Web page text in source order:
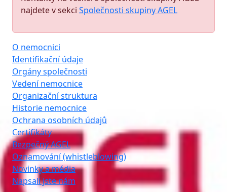
najdete v sekci Společnosti skupiny AGEL
O nemocnici
Identifikační údaje
Orgány společnosti
Vedení nemocnice
Organizační struktura
Historie nemocnice
Ochrana osobních údajů
Certifikáty
Bezpečný AGEL
Oznamování (whistleblowing)
Novinky a média
Napsali jste nám